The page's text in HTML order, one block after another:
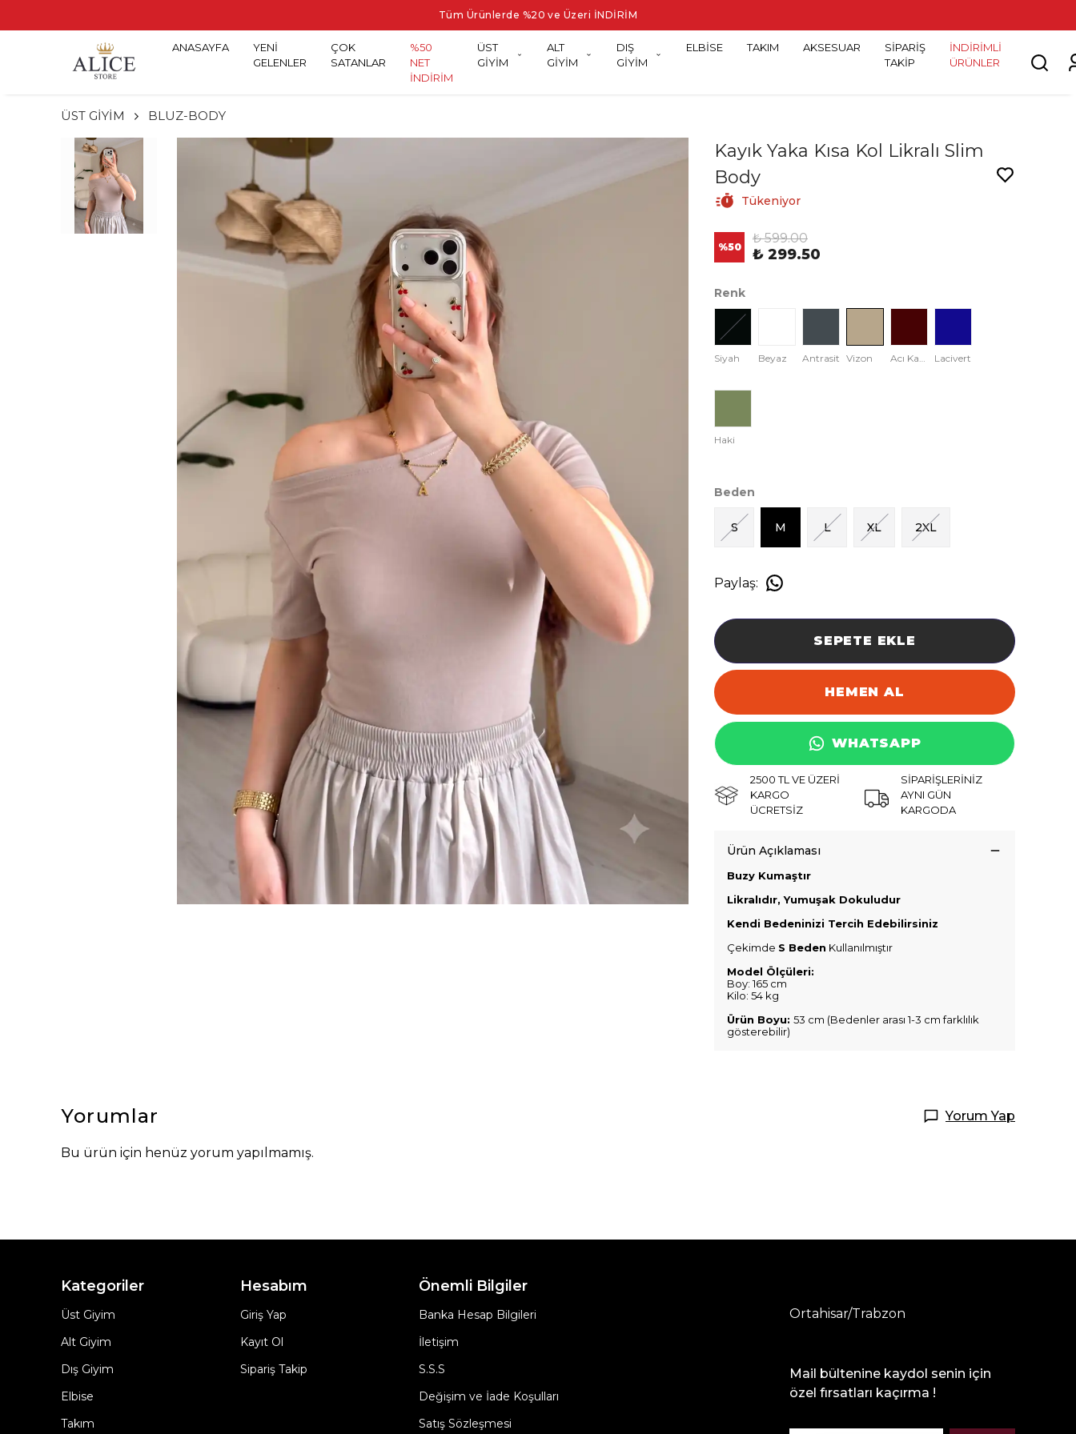
Tüm Ürünlerde %20 ve Üzeri İNDİRİM
ANASAYFA
YENİ
GELENLER
ÇOK
SATANLAR
%50
NET
İNDİRİM
ÜST
GİYİM
ALT
GİYİM
DIŞ
GİYİM
ELBİSE TAKIM AKSESUAR
SİPARİŞ
TAKİP
İNDİRİMLİ
ÜRÜNLER
ÜST GİYİM BLUZ-BODY
Kayık Yaka Kısa Kol Likralı Slim
Body
Tükeniyor
%50
₺ 599.00
₺ 299.50
Renk
Siyah Beyaz Antrasit Vizon Acı Kahve Lacivert
Haki
Beden
S M L XL 2XL
Paylaş:
SEPETE EKLE
HEMEN AL
WHATSAPP
2500 TL VE ÜZERİ
KARGO
ÜCRETSİZ
SİPARİŞLERİNİZ
AYNI GÜN
KARGODA
Ürün Açıklaması
Buzy Kumaştır
Likralıdır, Yumuşak Dokuludur
Kendi Bedeninizi Tercih Edebilirsiniz
Çekimde S Beden Kullanılmıştır
Model Ölçüleri:
Boy: 165 cm
Kilo: 54 kg
Ürün Boyu: 53 cm (Bedenler arası 1-3 cm farklılık
gösterebilir)
Yorumlar Yorum Yap
Bu ürün için henüz yorum yapılmamış.
Kategoriler
Üst Giyim
Alt Giyim
Dış Giyim
Elbise
Takım
Hesabım
Giriş Yap
Kayıt Ol
Sipariş Takip
Önemli Bilgiler
Banka Hesap Bilgileri
İletişim
S.S.S
Değişim ve İade Koşulları
Satış Sözleşmesi
Ortahisar/Trabzon
Mail bültenine kaydol senin için
özel fırsatları kaçırma !